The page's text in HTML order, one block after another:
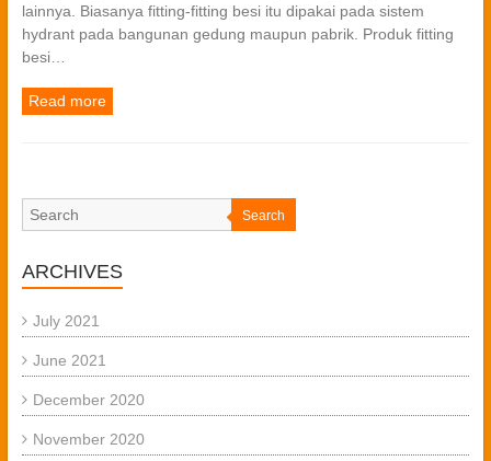
lainnya. Biasanya fitting-fitting besi itu dipakai pada sistem
hydrant pada bangunan gedung maupun pabrik. Produk fitting
besi…
Read more
Search
ARCHIVES
July 2021
June 2021
December 2020
November 2020